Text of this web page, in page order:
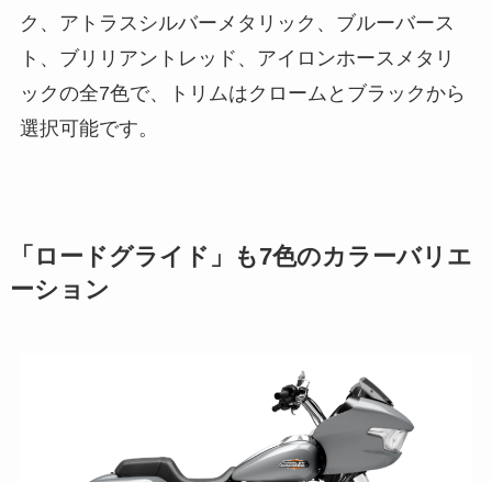
ク、アトラスシルバーメタリック、ブルーバース
ト、ブリリアントレッド、アイロンホースメタリ
ックの全7色で、トリムはクロームとブラックから
選択可能です。
「ロードグライド」も7色のカラーバリエ
ーション